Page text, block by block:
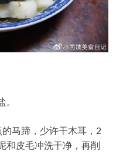
马蹄，少许干木耳，2
和皮毛冲洗干净，再削